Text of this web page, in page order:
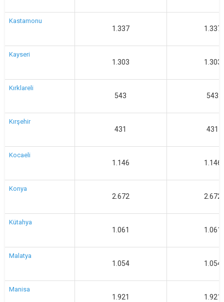
Kastamonu
1.337 1.337
Kayseri
1.303 1.303
Kırklareli
543 543
Kırşehir
431 431
Kocaeli
1.146 1.146
Konya
2.672 2.672
Kütahya
1.061 1.061
Malatya
1.054 1.054
Manisa
1.921 1.921